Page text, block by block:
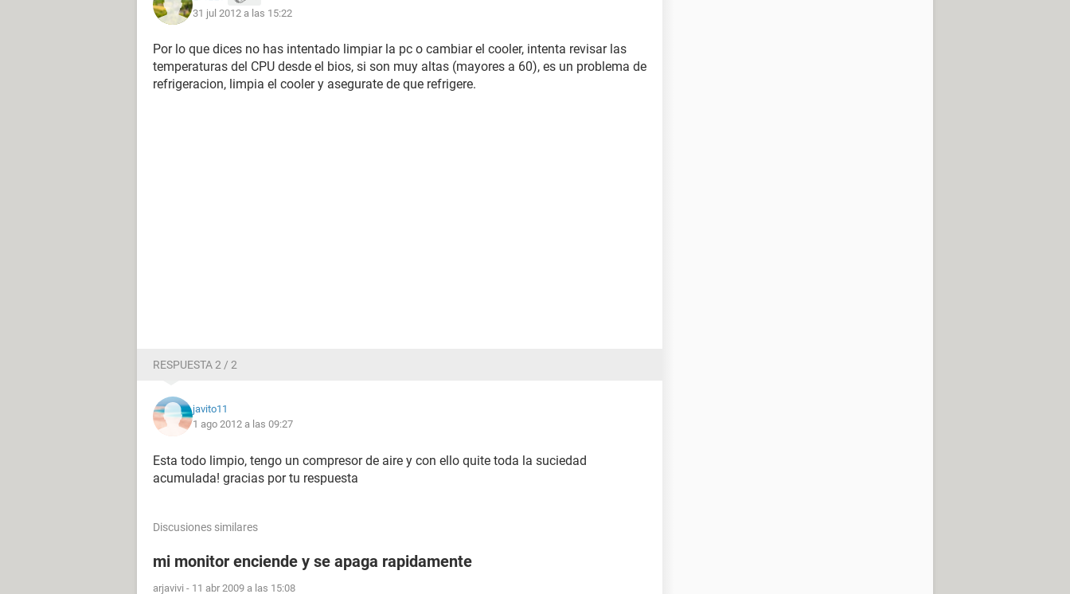
31 jul 2012 a las 15:22
Por lo que dices no has intentado limpiar la pc o cambiar el cooler, intenta revisar las
temperaturas del CPU desde el bios, si son muy altas (mayores a 60), es un problema de
refrigeracion, limpia el cooler y asegurate de que refrigere.
RESPUESTA 2 / 2
javito11
1 ago 2012 a las 09:27
Esta todo limpio, tengo un compresor de aire y con ello quite toda la suciedad
acumulada! gracias por tu respuesta
Discusiones similares
mi monitor enciende y se apaga rapidamente
arjavivi - 11 abr 2009 a las 15:08